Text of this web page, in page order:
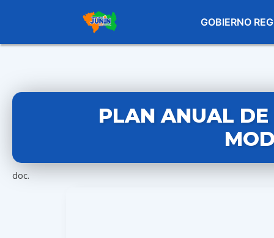
GOBIERNO
PLAN ANUAL DE
doc.